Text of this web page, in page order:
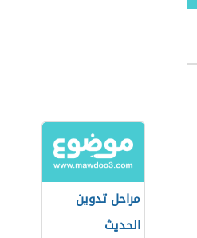
مراحل تدوين
الحديث